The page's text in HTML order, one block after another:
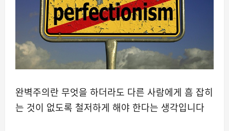
완벽주의란 무엇을 하더라도 다른 사람에게 흠 잡히
는 것이 없도록 철저하게 해야 한다는 생각입니다